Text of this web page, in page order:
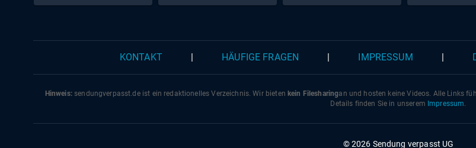
KONTAKT HÄUFIGE FRAGEN IMPRESSUM
Hinweis:sendungverpasst.deist ein redaktionelles Verzeichnis. Wir bieten kein Filesharingan und hosten keine Videos. Alle Links
Details finden Sie in unserem Impressum.
© 2026 Sendung verpasst UG